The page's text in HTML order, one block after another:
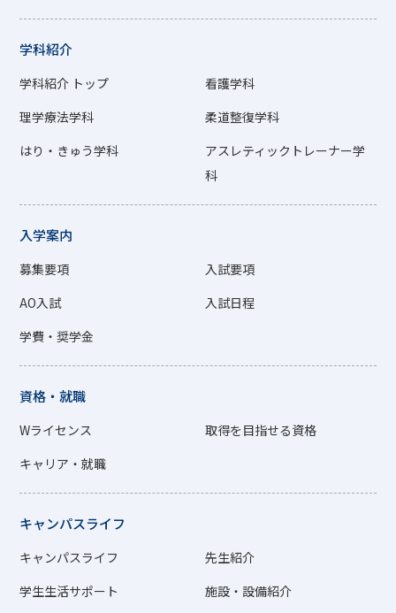
学科紹介
学科紹介 トップ
看護学科
理学療法学科
柔道整復学科
はり・きゅう学科
アスレティックトレーナー学
科
入学案内
募集要項
入試要項
AO入試
入試日程
学費・奨学金
資格・就職
Wライセンス
取得を目指せる資格
キャリア・就職
キャンパスライフ
キャンパスライフ
先生紹介
学生生活サポート
施設・設備紹介